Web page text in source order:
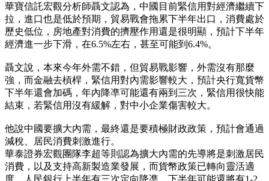
華寶信託宏觀分析師聶文認為，中國目前緊信用對經濟繼續下
拉，進口也是低於預期，貿易戰會拖累下半年出口，消費處於
歷史低位，房地產對消費的擠壓作用還是很明顯，預計下半年
經濟進一步下滑，在6.5%左右，甚至可能到6.4%。
聶文說，本來今年外需不錯，但貿易戰影響，外需沒有那麼
強，而金融去槓桿，緊信用對內需影響較大，預計央行寬貨幣
下半年還會加碼，年內降凖可能還有兩到三次，緊信用很快能
結束，若緊信用沒有緩解，對中小企業傷害較大。
他說中國要擴大內需，最終還是要積極財政政策，預計會通過
減稅、居民消費刺激進行。
華泰證券宏觀團隊李超等則認為擴大內需的先導將是刺激居民
消費，以及支持高新製造業發展，而貨幣政策已轉向靈活適